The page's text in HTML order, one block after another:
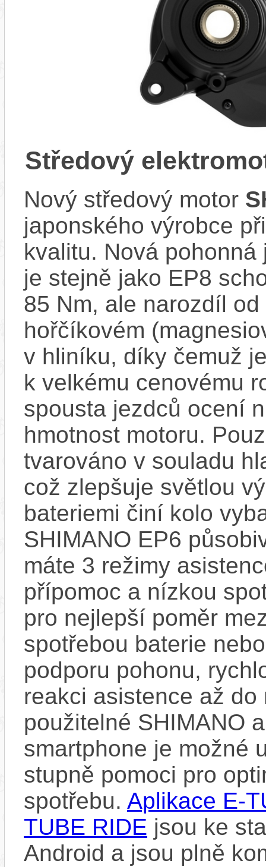
Středový
Nový středový motor
japonského výrobce
kvalitu. Nová
je stejně jako EP8
85 Nm, ale narozdíl
hořčíkovém
v hliníku, díky čemuž
k velkému cenovému
spousta jezdců ocení
hmotnost motoru.
tvarováno v souladu
což zlepšuje světlou
bateriemi činí kolo
SHIMANO EP6
máte 3 režimy
přípomoc a nízkou
pro nejlepší poměr
spotřebou baterie
podporu pohonu,
reakci asistence až
použitelné SHIMANO
smartphone je možné
stupně pomoci pro
spotřebu. Aplikace E-
TUBE RIDE jsou ke
Android a jsou plně